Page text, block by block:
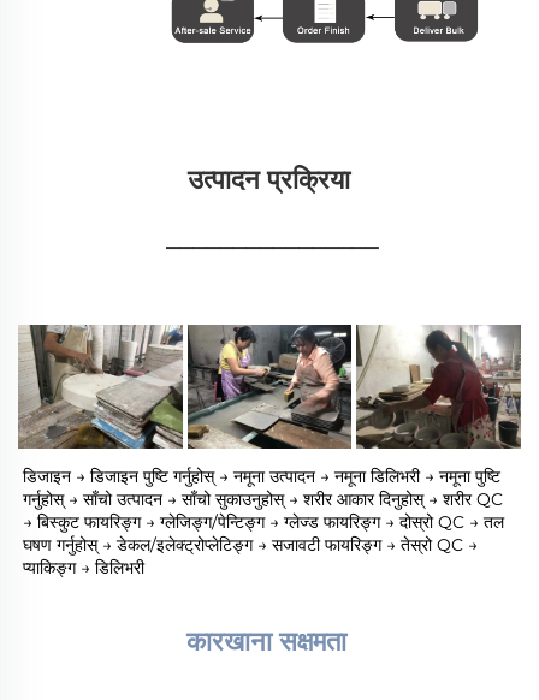
उत्पादन प्रक्रिया
________________
डिजाइन → डिजाइन पुष्टि गर्नुहोस् → नमूना उत्पादन → नमूना डिलिभरी → नमूना पुष्टि
गर्नुहोस् → साँचो उत्पादन → साँचो सुकाउनुहोस् → शरीर आकार दिनुहोस् → शरीर QC
→ बिस्कुट फायरिङ्ग → ग्लेजिङ्ग/पेन्टिङ्ग → ग्लेज्ड फायरिङ्ग → दोस्रो QC → तल
घषण गर्नुहोस् → डेकल/इलेक्ट्रोप्लेटिङ्ग → सजावटी फायरिङ्ग → तेस्रो QC →
प्याकिङ्ग → डिलिभरी
कारखाना सक्षमता